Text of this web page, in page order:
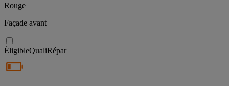
Rouge
Façade avant
ÉligibleQualiRépar